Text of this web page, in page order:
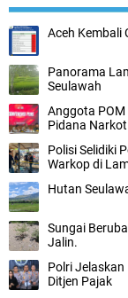
Aceh Kembali
Panorama
Seulawah
Anggota POM
Pidana
Polisi Selidiki
Warkop di
Hutan
Sungai
Jalin.
Polri
Ditjen Pajak